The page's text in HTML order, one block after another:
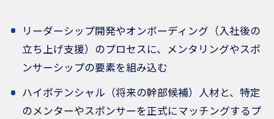
リーダーシップ開発やオンボーディング（入社後の
立ち上げ支援）のプロセスに、メンタリングやスポ
ンサーシップの要素を組み込む
ハイポテンシャル（将来の幹部候補）人材と、特定
のメンターやスポンサーを正式にマッチングするプ